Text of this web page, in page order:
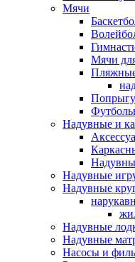
Мячи
Мячи
Надувные и
Надувные
Надувные
Надувные
Надувные
Насосы и